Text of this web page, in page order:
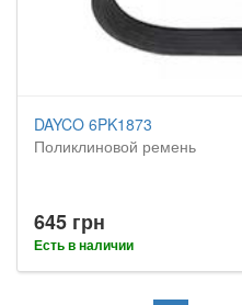
DAYCO 6PK1873
Поликлиновой ремень
645 грн
Есть в наличии